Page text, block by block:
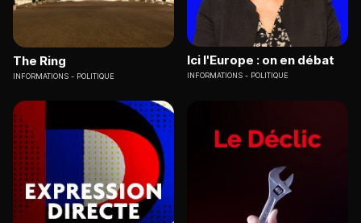
The Ring
INFORMATIONS POLITIQUE
Ici l'Europe : on en débat
INFORMATIONS POLITIQUE